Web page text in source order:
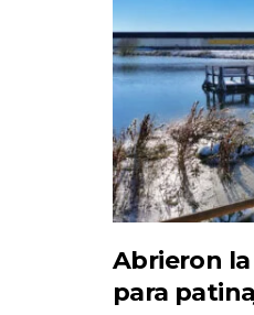
Abrieron
para